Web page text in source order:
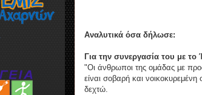
Αναλυτικά όσα δήλωσε:
Για την συνεργασία του με το
"Οι άνθρωποι της ομάδας με
είναι σοβαρή και
δεχτώ.